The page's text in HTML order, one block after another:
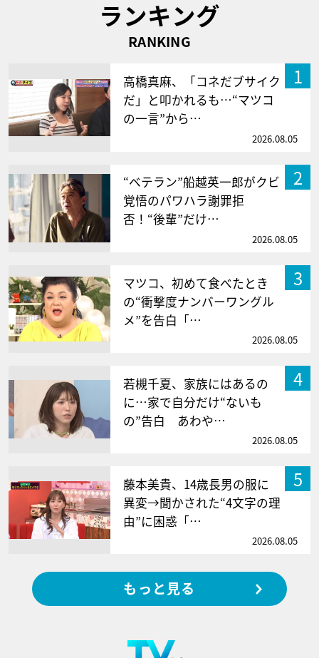
ランキング
RANKING
1
高橋真麻、「コネだブサイク
だ」と叩かれるも…“マツコ
の一言”から…
2026.08.05
2
“ベテラン”船越英一郎がクビ
覚悟のパワハラ謝罪拒
否！“後輩”だけ…
2026.08.05
3
マツコ、初めて食べたとき
の“衝撃度ナンバーワングル
メ”を告白「…
2026.08.05
4
若槻千夏、家族にはあるの
に…家で自分だけ“ないも
の”告白 あわや…
2026.08.05
5
藤本美貴、14歳長男の服に
異変→聞かされた“4文字の理
由”に困惑「…
2026.08.05
もっと見る